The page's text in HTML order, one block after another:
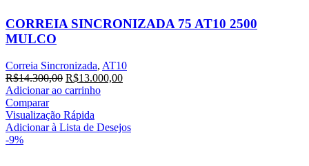
CORREIA SINCRONIZADA 75 AT10 2500
MULCO
Correia Sincronizada, AT10
R$14.300,00 O
preço
era:
R$14.300,00.
R$13.000,00O
R$13.000,00.
Adicionar ao carrinho
Comparar
Visualização Rápida
Adicionar à Lista de Desejos
-9%